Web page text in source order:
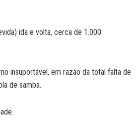
ida e volta, cerca de 1.000
insuportável, em razão da total falta de
de samba.